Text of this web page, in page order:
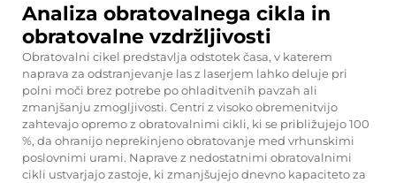
Analiza obratovalnega cikla in
obratovalne vzdržljivosti
Obratovalni cikel predstavlja odstotek časa, v katerem
naprava za odstranjevanje las z laserjem lahko deluje pri
polni moči brez potrebe po ohladitvenih pavzah ali
zmanjšanju zmogljivosti. Centri z visoko obremenitvijo
zahtevajo opremo z obratovalnimi cikli, ki se približujejo 100
%, da ohranijo neprekinjeno obratovanje med vrhunskimi
poslovnimi urami. Naprave z nedostatnimi obratovalnimi
cikli ustvarjajo zastoje, ki zmanjšujejo dnevno kapaciteto za